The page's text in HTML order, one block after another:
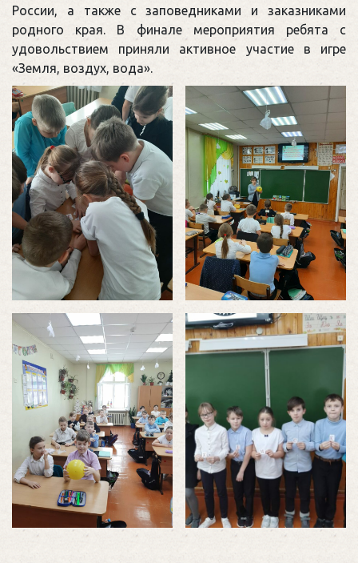
России, а также с заповедниками и заказниками
родного края. В финале мероприятия ребята с
удовольствием приняли активное участие в игре
«Земля, воздух, вода».